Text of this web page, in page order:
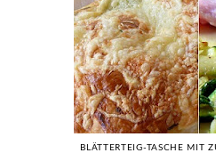
BLÄTTERTEIG-TASCHE MIT